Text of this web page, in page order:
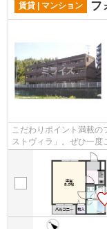
賃貸 | マンション フ
こだわりポイント満載
ストヴィラ」。ぜひ一度
払いいただけるので、決